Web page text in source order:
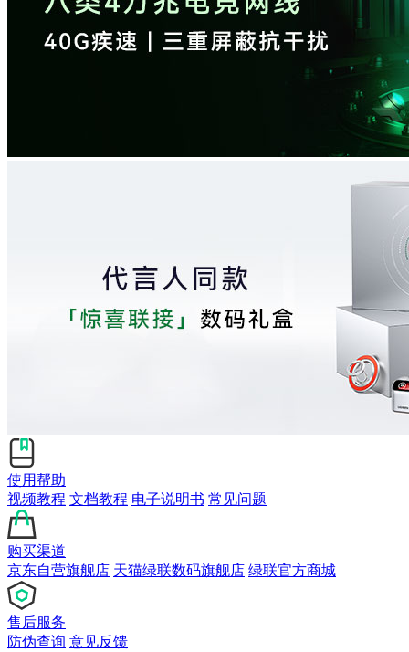
使用帮助
视频教程 文档教程 电子说明书 常见问题
购买渠道
京东自营旗舰店 天猫绿联数码旗舰店 绿联官方商城
售后服务
防伪查询 意见反馈